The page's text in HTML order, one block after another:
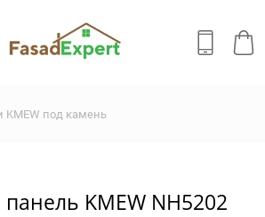
под камень
KMEW NH5202